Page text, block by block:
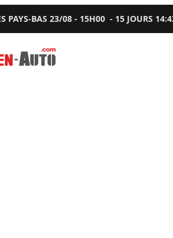
PAYS-BAS 23/08 - 15H00 - 15 JOURS 14: